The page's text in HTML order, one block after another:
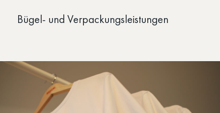
Bügel- und Verpackungsleistungen